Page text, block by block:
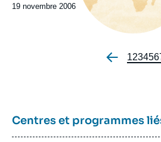
Date
19 novembre 2006
Page
1Page
2Page
3456
Centres et programmes